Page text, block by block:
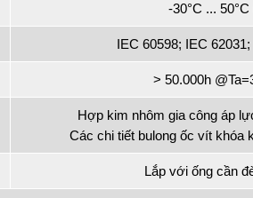
-30°C ...
IEC 60598; IEC
> 50.000h
Hợp kim nhôm gia công áp
Các chi tiết bulong ốc vít khóa
Lắp với ống cần